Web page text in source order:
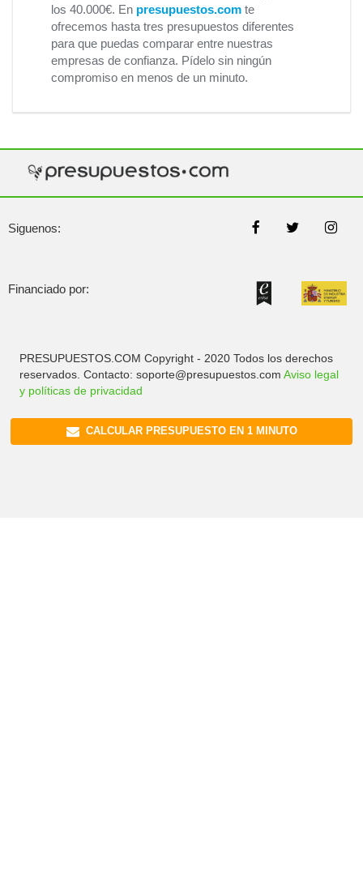
los 40.000€. En presupuestos.com te
ofrecemos hasta tres presupuestos diferentes
para que puedas comparar entre nuestras
empresas de confianza. Pídelo sin ningún
compromiso en menos de un minuto.
Siguenos:
Financiado por:
PRESUPUESTOS.COM Copyright - 2020 Todos los derechos
reservados. Contacto: soporte@presupuestos.com Aviso legal
y políticas de privacidad
CALCULAR PRESUPUESTO EN 1 MINUTO